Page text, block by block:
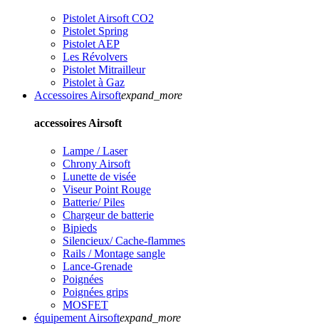
Pistolet Airsoft CO2
Pistolet Spring
Pistolet AEP
Les Révolvers
Pistolet Mitrailleur
Pistolet à Gaz
Accessoires Airsoftexpand_more
accessoires Airsoft
Lampe / Laser
Chrony Airsoft
Lunette de visée
Viseur Point Rouge
Batterie/ Piles
Chargeur de batterie
Bipieds
Silencieux/ Cache-flammes
Rails / Montage sangle
Lance-Grenade
Poignées
Poignées grips
MOSFET
équipement Airsoftexpand_more